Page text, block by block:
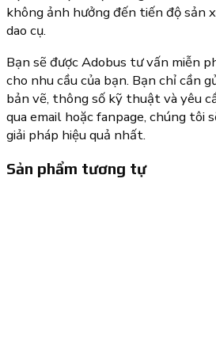
không ảnh hưởng đến tiến độ sản
dao cụ.
Bạn sẽ được Adobus tư vấn miễn
cho nhu cầu của bạn. Bạn chỉ cần
bản vẽ, thông số kỹ thuật và yêu
qua email hoặc fanpage, chúng tôi
giải pháp hiệu quả nhất.
Sản phẩm tương tự